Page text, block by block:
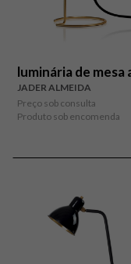
luminária de mesa
JADER ALMEIDA
Preço sob consulta
Produto sob encomenda